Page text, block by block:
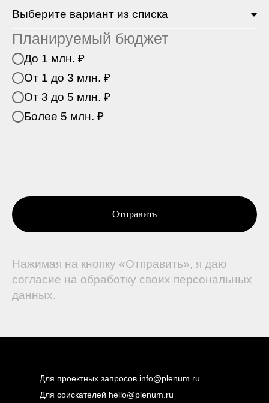
Планируемый бюджет
До 1 млн. ₽
От 1 до 3 млн. ₽
От 3 до 5 млн. ₽
Более 5 млн. ₽
Отправить
Нажимая на кнопку «Отправить», я даю
согласие на обработку своих персональных
данных.
Для проектных запросов info@plenum.ru
Для соискателей hello@plenum.ru